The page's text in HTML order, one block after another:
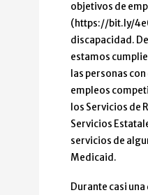
objetivos de
(https://bit.ly/
discapacidad.
estamos
las personas
empleos
los Servicios de
Servicios
servicios de
Medicaid.
Durante casi